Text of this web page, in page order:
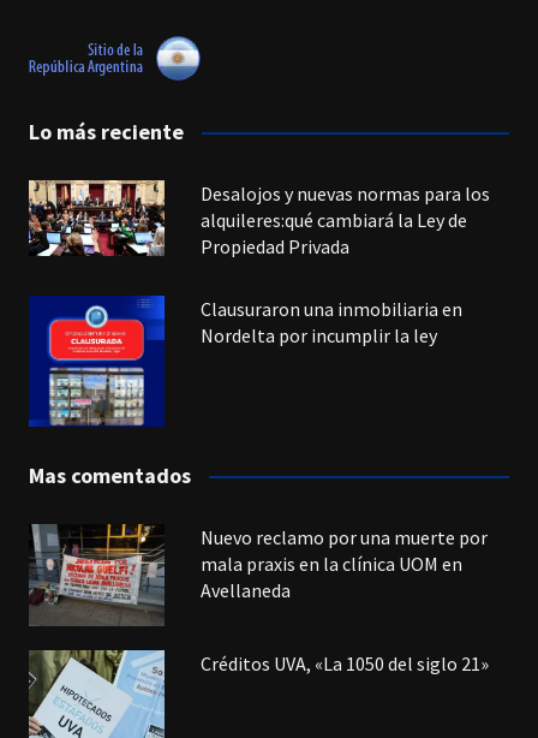
Lo más reciente
Desalojos y nuevas normas para los
alquileres:qué cambiará la Ley de
Propiedad Privada
Clausuraron una inmobiliaria en
Nordelta por incumplir la ley
Mas comentados
Nuevo reclamo por una muerte por
mala praxis en la clínica UOM en
Avellaneda
Créditos UVA, «La 1050 del siglo 21»